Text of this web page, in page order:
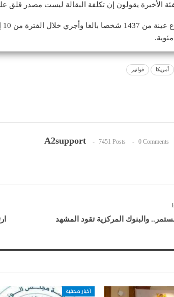
الأخيرة يقولون إن تكلفة البقالة ليست مصدر قلق
أمريكا فواتير
A2support 7451 Posts 0 Comments
والبنوك المركزية تقود المشهد
أخبار صحفية